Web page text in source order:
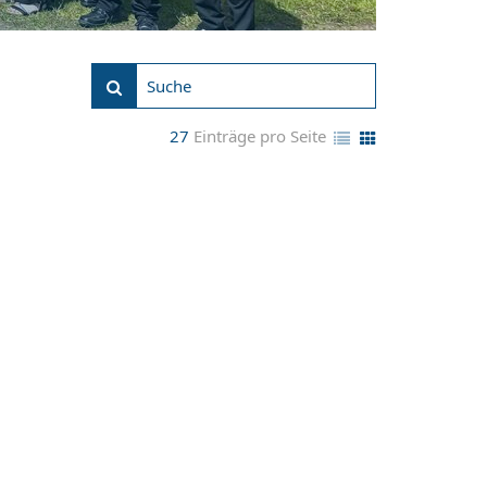
27 Einträge pro Seite